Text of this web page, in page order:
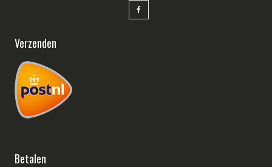
Verzenden
Betalen